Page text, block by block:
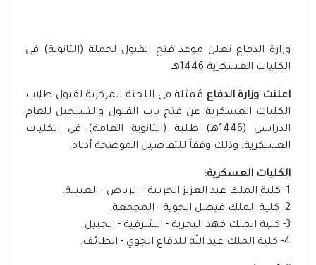
وزارة الدفاع تعلن موعد فتح القبول لحملة (الثانوية) في
الكليات العسكرية 1446هـ
اعلنت وزارة الدفاع مُمثلة في اللجنة المركزية لقبول طلاب
الكليات العسكرية عن فتح باب القبول والتسجيل للعام
الدراسي (1446هـ) طلبة (الثانوية العامة) في الكليات
العسكرية، وذلك وفقاً للتفاصيل الموضحة أدناه.
الكليات العسكرية:
1- كلية الملك عبد العزيز الحربية - الرياض - العيينة.
2- كلية الملك فيصل الجوية - المجمعة.
3- كلية الملك فهد البحرية - الشرقية - الجبيل.
4- كلية الملك عبد الله للدفاع الجوي - الطائف.